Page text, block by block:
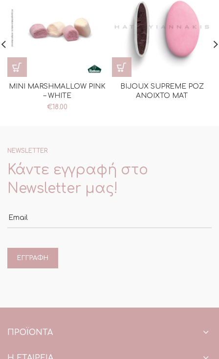
MINI MARSHMALLOW PINK
– WHITE
€18.00
BIJOUX SUPREME ΡΟΖ
ΑΝΟΙΧΤΟ ΜΑΤ
NEWSLETTER
Κάντε εγγραφή στο
Newsletter μας!
ΠΡΟΪΌΝΤΑ